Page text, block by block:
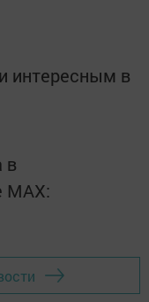
интересным в
в
MАХ: